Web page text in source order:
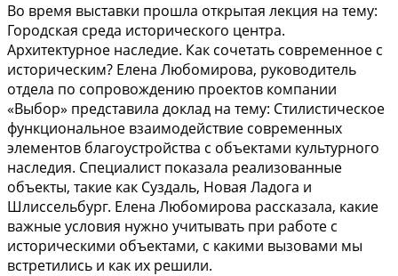
Во время выставки прошла открытая лекция на тему:
Городская среда исторического центра.
Архитектурное наследие. Как сочетать современное с
историческим? Елена Любомирова, руководитель
отдела по сопровождению проектов компании
«Выбор» представила доклад на тему: Стилистическое
функциональное взаимодействие современных
элементов благоустройства с объектами культурного
наследия. Специалист показала реализованные
объекты, такие как Суздаль, Новая Ладога и
Шлиссельбург. Елена Любомирова рассказала, какие
важные условия нужно учитывать при работе с
историческими объектами, с какими вызовами мы
встретились и как их решили.